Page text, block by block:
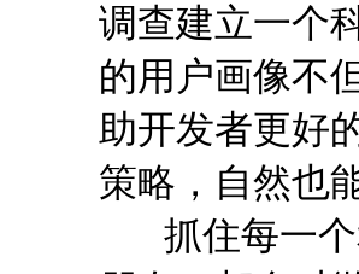
调查建立一个
的用户画像不
助开发者更好
策略，自然也
抓住每一个